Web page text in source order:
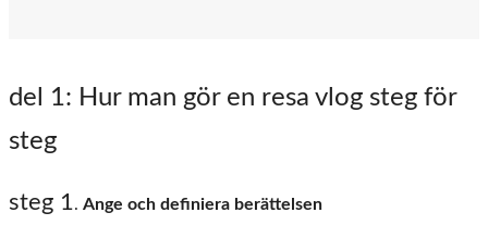
del 1: Hur man gör en resa vlog steg för
steg
steg 1. Ange och definiera berättelsen